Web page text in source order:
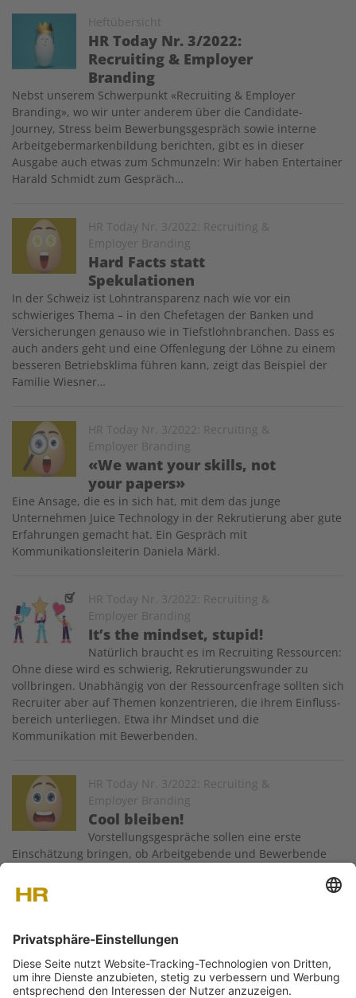
Heftübersicht
HR Today Nr. 3/2022:
Recruiting & Employer
Branding
Image
Nebst unserem Schwerpunkt «Recruiting & Employer
Branding», wo wir unter anderem über die Candidate-
Journey, Stress beim Bewerbungsgespräch sowie interne
Arbeitgebermarkenbildung berichten, gibt es in dieser
Ausgabe auch etwas zum Schmunzeln: Wir haben Entertainer
Harald Schmidt zum Gespräch…
HR Today Nr. 3/2022: Recruiting &
Employer Branding
Hard Facts statt
Spekulationen
Image
In der Schweiz ist Lohntransparenz nach wie vor ein
schwieriges Thema – in den Chefetagen der Banken und
Versicherungen genauso wie in Tiefstlohnbranchen. Dass es
auch anders geht und eine Offenlegung der Löhne zu einem
besseren Betriebsklima führen kann, zeigt das Beispiel der
Familie Wiesner…
HR Today Nr. 3/2022: Recruiting &
Employer Branding
«We want your skills, not
your papers»
Image
Eine Ansage, die es in sich hat, mit dem das junge
Unternehmen Juice Technology in der Rekrutierung aber gute
Erfahrungen gemacht hat. Ein Gespräch mit
Kommunikationsleiterin Daniela Märkl.
HR Today Nr. 3/2022: Recruiting &
Employer Branding
It’s the mindset, stupid!
Image
Natürlich braucht es im Recruiting Ressourcen:
Ohne diese wird es schwierig, Rekrutierungswunder zu
vollbringen. Unabhängig von der Ressourcenfrage sollten sich
Recruiter aber auf Themen konzentrieren, die ihrem Einfluss­
bereich unterliegen. Etwa ihr Mindset und die
Kommunikation mit Bewerbenden.
HR Today Nr. 3/2022: Recruiting &
Employer Branding
Cool bleiben!
Image
Vorstellungsgespräche sollen eine erste
Einschätzung bringen, ob Arbeitgebende und Bewerbende
Ziel hinaus. Ein Gespräch mit Expertin Stefanie Körner,
Gründerin des Personaldienstleisters Vinci Personal AG, über